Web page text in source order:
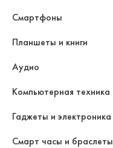
Смартфоны
Планшеты и книги
Аудио
Компьютерная техника
Гаджеты и электроника
Смарт часы и браслеты